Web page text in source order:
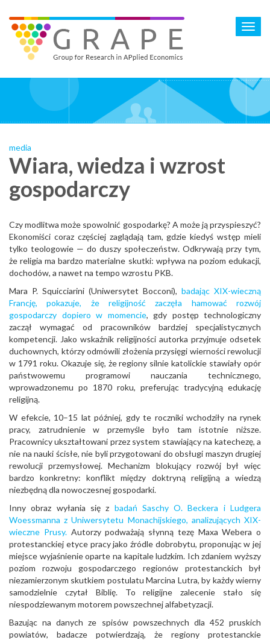
main
content
media
Wiara, wiedza i wzrost
gospodarczy
Czy modlitwa może spowolnić gospodarkę? A może ją przyspieszyć?
Ekonomiści coraz częściej zaglądają tam, gdzie kiedyś wstęp mieli
tylko teologowie — do duszy społeczeństw. Odkrywają przy tym,
że religia ma bardzo materialne skutki: wpływa na poziom edukacji,
dochodów, a nawet na tempo wzrostu PKB.
Mara P. Squicciarini (Uniwersytet Bocconi), badając XIX-wieczną
Francję, pokazuje, że religijność zaczęła hamować rozwój
gospodarczy dopiero w momencie, gdy postęp technologiczny
zaczął wymagać od pracowników bardziej specjalistycznych
kompetencji. Jako wskaźnik religijności autorka przyjmuje odsetek
duchownych, którzy odmówili złożenia przysięgi wierności rewolucji
w 1791 roku. Okazuje się, że regiony silnie katolickie stawiały opór
państwowemu programowi nauczania technicznego,
wprowadzonemu po 1870 roku, preferując tradycyjną edukację
religijną.
W efekcie, 10–15 lat później, gdy te roczniki wchodziły na rynek
pracy, zatrudnienie w przemyśle było tam istotnie niższe.
Pracownicy ukształtowani przez system stawiający na katechezę, a
nie na nauki ścisłe, nie byli przygotowani do obsługi maszyn drugiej
rewolucji przemysłowej. Mechanizm blokujący rozwój był więc
bardzo konkretny: konflikt między doktryną religijną a wiedzą
niezbędną dla nowoczesnej gospodarki.
Inny obraz wyłania się z badań Saschy O. Beckera i Ludgera
Woessmanna z Uniwersytetu Monachijskiego, analizujących XIX-
wieczne Prusy.Autorzy podważają słynną tezę Maxa Webera o
protestanckiej etyce pracy jako źródle dobrobytu, proponując w jej
miejsce wyjaśnienie oparte na kapitale ludzkim. Ich zdaniem wyższy
poziom rozwoju gospodarczego regionów protestanckich był
niezamierzonym skutkiem postulatu Marcina Lutra, by każdy wierny
samodzielnie czytał Biblię. To religijne zalecenie stało się
niespodziewanym motorem powszechnej alfabetyzacji.
Bazując na danych ze spisów powszechnych dla 452 pruskich
powiatów, badacze potwierdzają, że regiony protestanckie